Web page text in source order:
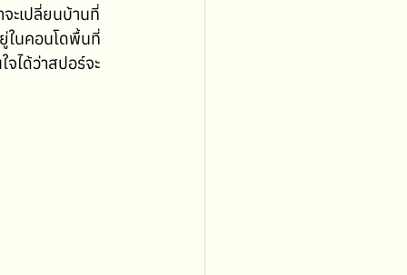
ะเปลี่ยนบ้านที่
ในคอนโดพื้นที่
ได้ว่าสปอร์จะ